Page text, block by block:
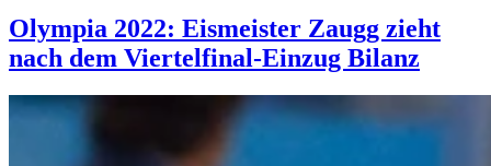
Olympia 2022: Eismeister Zaugg zieht
nach dem Viertelfinal-Einzug Bilanz